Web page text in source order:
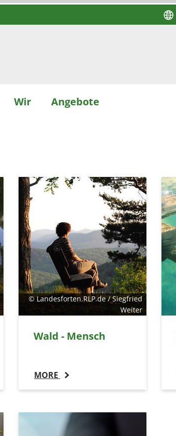
Wir Angebote
© Landesforten.RLP.de / Siegfried
Weiter
Wald - Mensch
MORE